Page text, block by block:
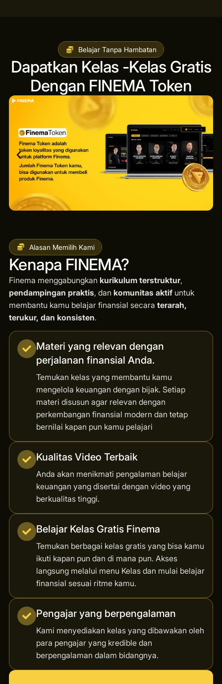
Belajar Tanpa Hambatan
Dapatkan Kelas -Kelas Gratis
Dengan FINEMA Token
Alasan Memilih Kami
Kenapa FINEMA?
Finema menggabungkan kurikulum terstruktur,
pendampingan praktis, dan komunitas aktifuntuk
membantu kamu belajar finansial secara terarah,
terukur, dan konsisten.
Materi yang relevan dengan
perjalanan finansial Anda.
Temukan kelas yang membantu kamu
mengelola keuangan dengan bijak. Setiap
materi disusun agar relevan dengan
perkembangan finansial modern dan tetap
bernilai kapan pun kamu pelajari
Kualitas Video Terbaik
Anda akan menikmati pengalaman belajar
keuangan yang disertai dengan video yang
berkualitas tinggi.
Belajar Kelas Gratis Finema
Temukan berbagai kelas gratis yang bisa kamu
ikuti kapan pun dan di mana pun. Akses
langsung melalui menu Kelas dan mulai belajar
finansial sesuai ritme kamu.
Pengajar yang berpengalaman
Kami menyediakan kelas yang dibawakan oleh
para pengajar yang kredible dan
berpengalaman dalam bidangnya.